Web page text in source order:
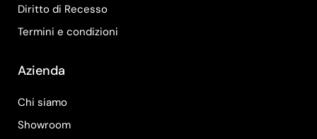
Diritto di Recesso
Termini e condizioni
Azienda
Chi siamo
Showroom